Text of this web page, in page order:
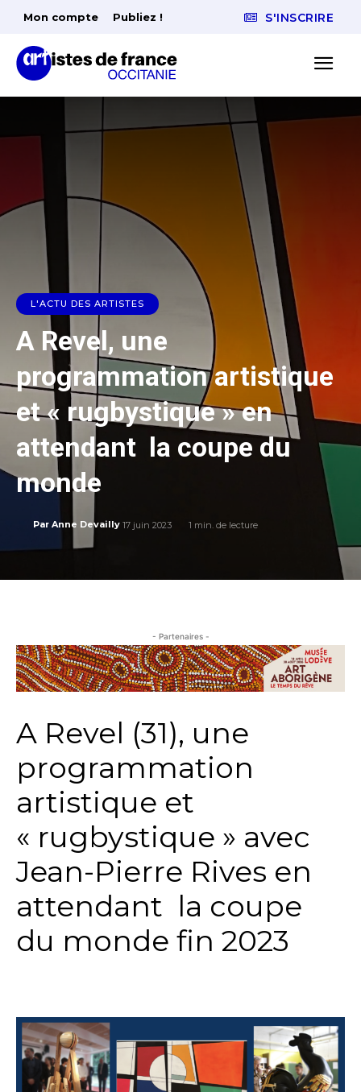
Mon compte Publiez ! S'INSCRIRE
L'ACTU DES ARTISTES
A Revel, une
programmation artistique
et « rugbystique » en
attendant la coupe du
monde
Par Anne Devailly 17 juin 2023 1 min. de lecture
- Partenaires -
A Revel (31), une
programmation
artistique et
« rugbystique » avec
Jean-Pierre Rives en
attendant la coupe
du monde fin 2023